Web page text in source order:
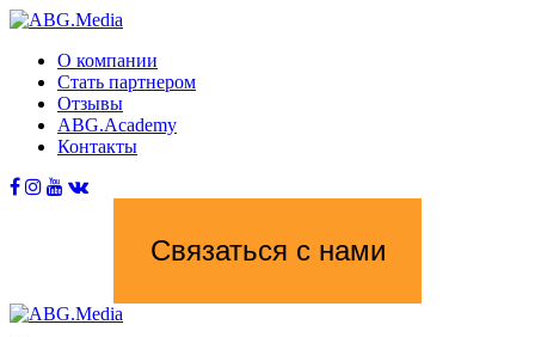
О компании
Стать партнером
Отзывы
ABG.Academy
Контакты
Связаться с нами